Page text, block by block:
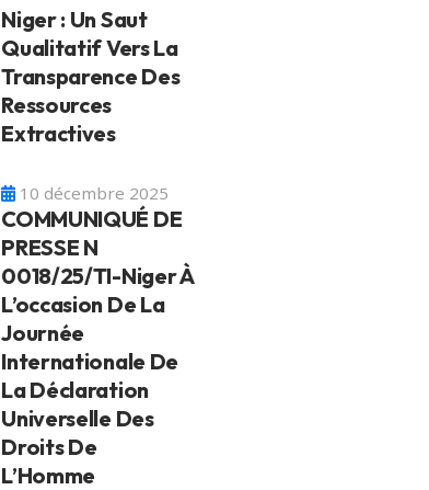
Niger : Un Saut
Qualitatif Vers La
Transparence Des
Ressources
Extractives
10 décembre 2025
COMMUNIQUÉ DE
PRESSE N
0018/25/TI-Niger À
L’occasion De La
Journée
Internationale De
La Déclaration
Universelle Des
Droits De
L’Homme